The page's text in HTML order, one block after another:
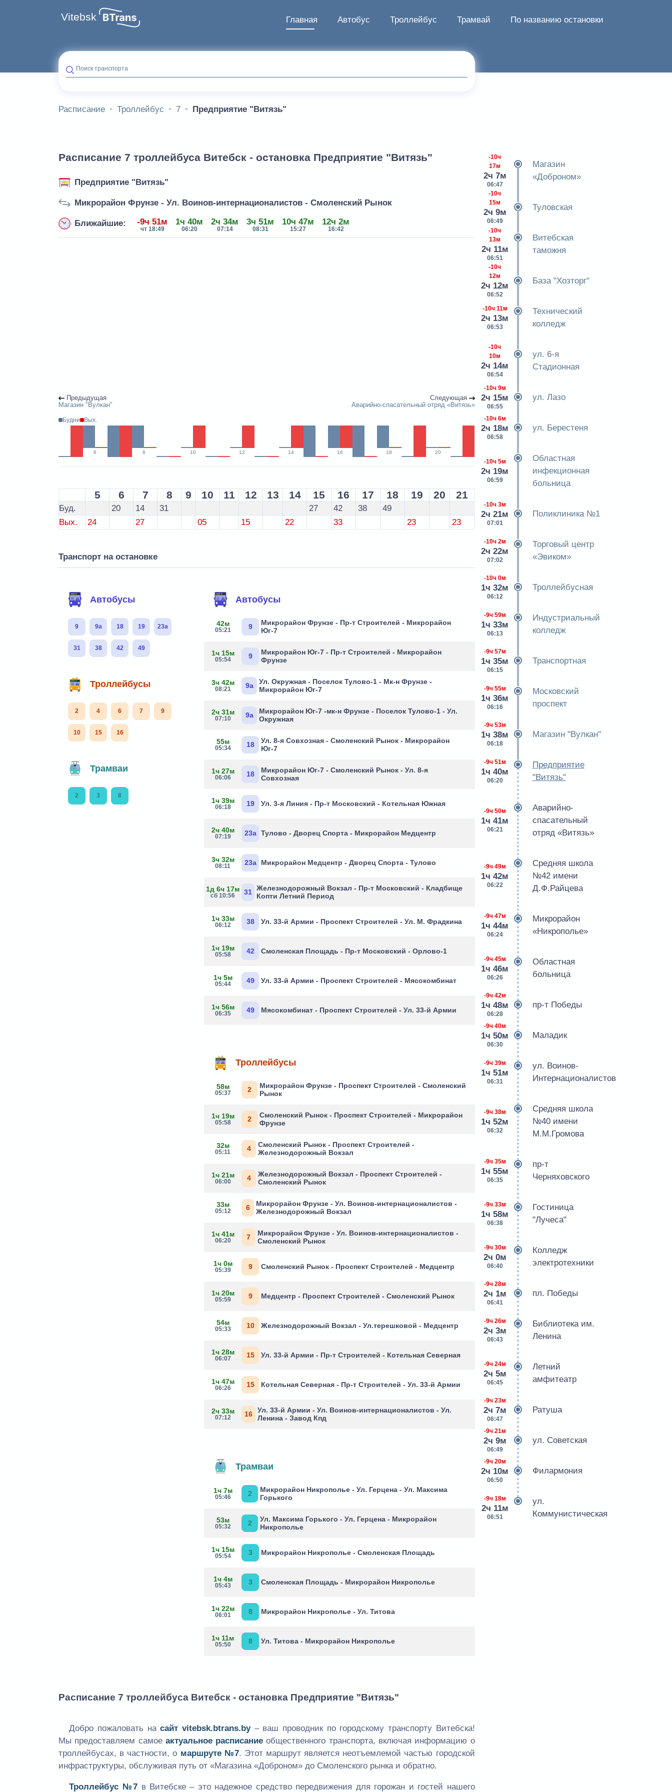
Vitebsk Главная Автобус Троллейбус Трамвай По названию остановки
Поиск транспорта
Расписание Троллейбус 7 Предприятие "Витязь"
Расписание 7 троллейбуса Витебск - остановка Предприятие "Витязь"
Предприятие "Витязь"
Микрорайон Фрунзе - Ул. Воинов-интернационалистов - Смоленский Рынок
Ближайшие: -9ч 51м
чт 18:49
1ч 40м
06:20
2ч 34м
07:14
3ч 51м
08:31
10ч 47м
15:27
12ч 2м
16:42
Предыдущая
Магазин "Вулкан"
Следующая
Аварийно-спасательный отряд «Витязь»
Будни Вых.
6 8 10 12 14 16 18 20
5 6 7 8 9 10 11 12 13 14 15 16 17 18 19 20 21
Буд. 20 14 31 27 42 38
49
Вых.
24 27 05 15 22 33 23 23
Транспорт на остановке
Автобусы
9 9а 18 19 23а
31 38 42 49
Троллейбусы
2 4 6 7 9
10 15 16
Трамваи
2 3 8
Автобусы
42м
05:21 9
Микрорайон Фрунзе - Пр-т Строителей - Микрорайон
Юг-7
1ч 15м
05:54 9
Микрорайон Юг-7 - Пр-т Строителей - Микрорайон
Фрунзе
3ч 42м
08:21 9а
Ул. Окружная - Поселок Тулово-1 - Мк-н Фрунзе -
Микрорайон Юг-7
2ч 31м
07:10 9а
Микрорайон Юг-7 -мк-н Фрунзе - Поселок Тулово-1 - Ул.
Окружная
55м
05:34 18
Ул. 8-я Совхозная - Смоленский Рынок - Микрорайон
Юг-7
1ч 27м
06:06 18
Микрорайон Юг-7 - Смоленский Рынок - Ул. 8-я
Совхозная
1ч 39м
06:18 19 Ул. 3-я Линия - Пр-т Московский - Котельная Южная
2ч 40м
07:19 23а Тулово - Дворец Спорта - Микрорайон Медцентр
3ч 32м
08:11 23а Микрорайон Медцентр - Дворец Спорта - Тулово
1д 6ч 17м
сб 10:56 31 Железнодорожный Вокзал - Пр-т Московский - Кладбище
Копти Летний Период
1ч 33м
06:12 38 Ул. 33-й Армии - Проспект Строителей - Ул. М. Фрадкина
1ч 19м
05:58 42 Смоленская Площадь - Пр-т Московский - Орлово-1
1ч 5м
05:44 49 Ул. 33-й Армии - Проспект Строителей - Мясокомбинат
1ч 56м
06:35 49 Мясокомбинат - Проспект Строителей - Ул. 33-й Армии
Троллейбусы
58м
05:37 2
Микрорайон Фрунзе - Проспект Строителей - Смоленский
Рынок
1ч 19м
05:58 2
Смоленский Рынок - Проспект Строителей - Микрорайон
Фрунзе
32м
05:11 4
Смоленский Рынок - Проспект Строителей -
Железнодорожный Вокзал
1ч 21м
06:00 4
Железнодорожный Вокзал - Проспект Строителей -
Смоленский Рынок
33м
05:12 6
Микрорайон Фрунзе - Ул. Воинов-интернационалистов -
Железнодорожный Вокзал
1ч 41м
06:20 7
Микрорайон Фрунзе - Ул. Воинов-интернационалистов -
Смоленский Рынок
1ч 0м
05:39 9 Смоленский Рынок - Проспект Строителей - Медцентр
1ч 20м
05:59 9 Медцентр - Проспект Строителей - Смоленский Рынок
54м
05:33 10 Железнодорожный Вокзал - Ул.терешковой - Медцентр
1ч 28м
06:07 15 Ул. 33-й Армии - Пр-т Строителей - Котельная Северная
1ч 47м
06:26 15 Котельная Северная - Пр-т Строителей - Ул. 33-й Армии
2ч 33м
07:12 16
Ул. 33-й Армии - Ул. Воинов-интернационалистов - Ул.
Ленина - Завод Кпд
Трамваи
1ч 7м
05:46 2
Микрорайон Никрополье - Ул. Герцена - Ул. Максима
Горького
53м
05:32 2
Ул. Максима Горького - Ул. Герцена - Микрорайон
Никрополье
1ч 15м
05:54 3 Микрорайон Никрополье - Смоленская Площадь
1ч 4м
05:43 3 Смоленская Площадь - Микрорайон Никрополье
1ч 22м
06:01 8 Микрорайон Никрополье - Ул. Титова
1ч 11м
05:50 8 Ул. Титова - Микрорайон Никрополье
Расписание 7 троллейбуса Витебск - остановка Предприятие "Витязь"
Добро пожаловать насайт vitebsk.btrans.by– ваш проводник по городскому транспорту Витебска!
Мы предоставляем самое актуальное расписание общественного транспорта, включая информацию о
троллейбусах, в частности, о маршруте №7. Этот маршрут является неотъемлемой частью городской
инфраструктуры, обслуживая путь от «Магазина «Доброном» до Смоленского рынка и обратно.
Троллейбус №7 в Витебске – это надежное средство передвижения для горожан и гостей нашего
-10ч
17м
2ч 7м
06:47
Магазин
«Доброном»
-10ч
15м
2ч 9м
06:49
Туловская
-10ч
13м
2ч 11м
06:51
Витебская
таможня
-10ч
12м
2ч 12м
06:52
База "Хозторг"
-10ч 11м
2ч 13м
06:53
Технический
колледж
-10ч
10м
2ч 14м
06:54
ул. 6-я
Стадионная
-10ч 9м
2ч 15м
06:55
ул. Лазо
-10ч 6м
2ч 18м
06:58
ул. Берестеня
-10ч 5м
2ч 19м
06:59
Областная
инфекционная
больница
-10ч 3м
2ч 21м
07:01
Поликлиника №1
-10ч 2м
2ч 22м
07:02
Торговый центр
«Эвиком»
-10ч 0м
1ч 32м
06:12
Троллейбусная
-9ч 59м
1ч 33м
06:13
Индустриальный
колледж
-9ч 57м
1ч 35м
06:15
Транспортная
-9ч 55м
1ч 36м
06:16
Московский
проспект
-9ч 53м
1ч 38м
06:18
Магазин "Вулкан"
-9ч 51м
1ч 40м
06:20
Предприятие
"Витязь"
-9ч 50м
1ч 41м
06:21
Аварийно-
спасательный
отряд «Витязь»
-9ч 49м
1ч 42м
06:22
Средняя школа
№42 имени
Д.Ф.Райцева
-9ч 47м
1ч 44м
06:24
Микрорайон
«Никрополье»
-9ч 45м
1ч 46м
06:26
Областная
больница
-9ч 42м
1ч 48м
06:28
пр-т Победы
-9ч 40м
1ч 50м
06:30
Маладик
-9ч 39м
1ч 51м
06:31
ул. Воинов-
Интернационалистов
-9ч 38м
1ч 52м
06:32
Средняя школа
№40 имени
М.М.Громова
-9ч 35м
1ч 55м
06:35
пр-т
Черняховского
-9ч 33м
1ч 58м
06:38
Гостиница
"Лучеса"
-9ч 30м
2ч 0м
06:40
Колледж
электротехники
-9ч 28м
2ч 1м
06:41
пл. Победы
-9ч 26м
2ч 3м
06:43
Библиотека им.
Ленина
-9ч 24м
2ч 5м
06:45
Летний
амфитеатр
-9ч 23м
2ч 7м
06:47
Ратуша
-9ч 21м
2ч 9м
06:49
ул. Советская
-9ч 20м
2ч 10м
06:50
Филармония
-9ч 18м
2ч 11м
06:51
ул.
Коммунистическая